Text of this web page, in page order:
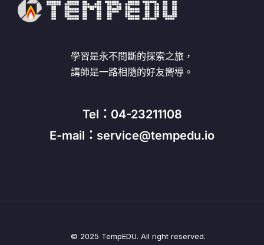
學習是永不間斷的探索之旅，
講師是一路相隨的好友嚮導。
Tel：04-23211108
E-mail：service@tempedu.io
© 2025 TempEDU. All right reserved.